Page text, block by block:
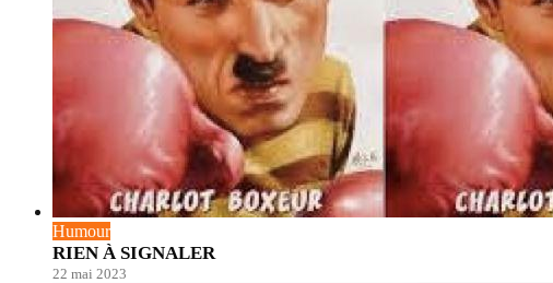
Humour
RIEN À SIGNALER
22 mai 2023